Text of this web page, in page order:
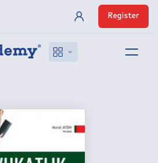
Member Login
Register